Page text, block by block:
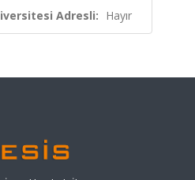
Adresli: Hayır